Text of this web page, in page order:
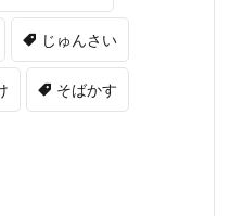
じゅんさい
そばかす